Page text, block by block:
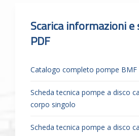
Scarica informazioni e
PDF
Catalogo completo pompe BMF
Scheda tecnica pompe a disco
corpo singolo
Scheda tecnica pompe a disco